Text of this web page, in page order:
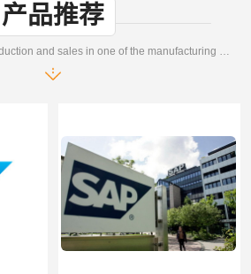
产品推荐
Development, design, production and sales in one of the manufacturing enterprises